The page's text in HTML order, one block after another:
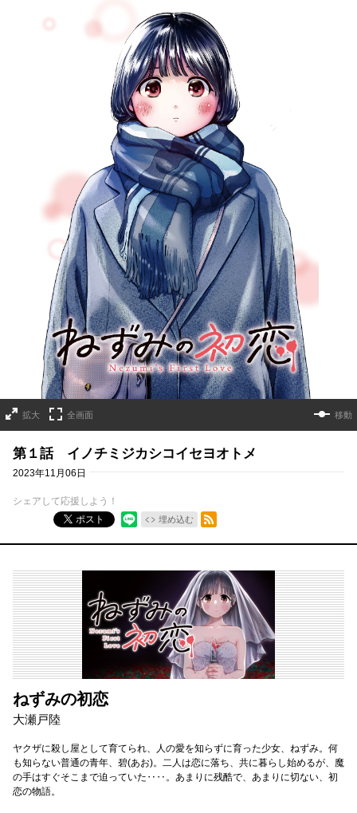
拡大 全画面 移動
第１話 イノチミジカシコイセヨオトメ
2023年11月06日
シェアして応援しよう！
ポスト
埋め込む
RSSフィード
ねずみの初恋
大瀬戸陸
ヤクザに殺し屋として育てられ、人の愛を知らずに育った少女、ねずみ。何
も知らない普通の青年、碧(あお)。二人は恋に落ち、共に暮らし始めるが、魔
の手はすぐそこまで迫っていた‥‥。あまりに残酷で、あまりに切ない、初
恋の物語。